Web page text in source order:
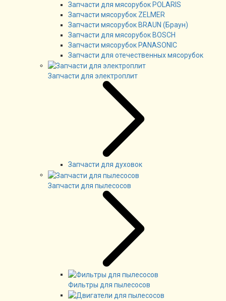
Запчасти для мясорубок POLARIS
Запчасти мясорубок ZELMER
Запчасти мясорубок BRAUN (Браун)
Запчасти для мясорубок BOSCH
Запчасти мясорубок PANASONIC
Запчасти для отечественных мясорубок
Запчасти для электроплит
Запчасти для духовок
Запчасти для пылесосов
Фильтры для пылесосов